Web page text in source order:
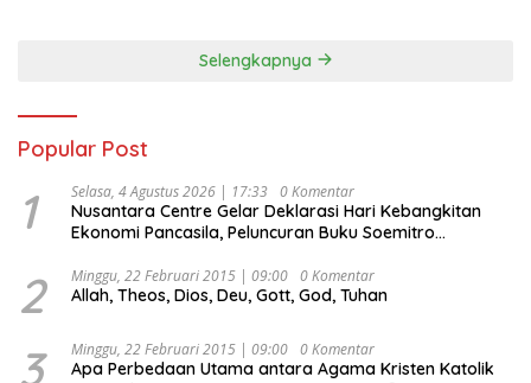
Selengkapnya
Popular Post
1 Selasa, 4 Agustus 2026 | 17:33 0 Komentar
Nusantara Centre Gelar Deklarasi Hari Kebangkitan
Ekonomi Pancasila, Peluncuran Buku Soemitro
Ekonomi Politik Indonesia) & Simposium Nasional
“Urgensi Undang-Undang Perekonomian Nasional dan
Indonesia Emas 2045”,
2 Minggu, 22 Februari 2015 | 09:00 0 Komentar
Allah, Theos, Dios, Deu, Gott, God, Tuhan
3 Minggu, 22 Februari 2015 | 09:00 0 Komentar
Apa Perbedaan Utama antara Agama Kristen Katolik